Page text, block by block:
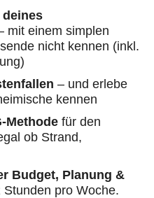
deines
mit einem simplen
nicht kennen (inkl.
– und erlebe
kennen
Methodefür den
ob Strand,
Budget, Planung &
pro Woche.